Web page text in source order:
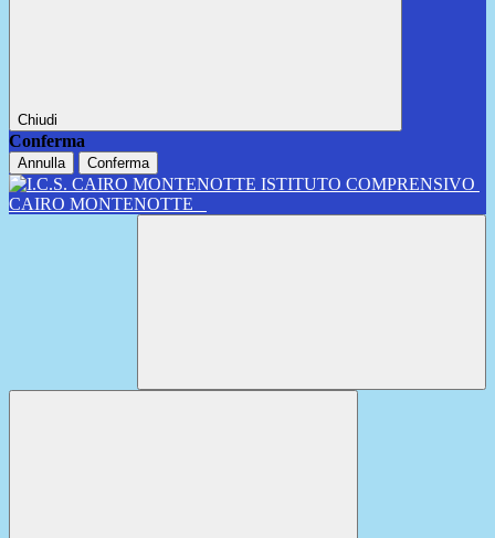
Chiudi
Conferma
Annulla Conferma
ISTITUTO COMPRENSIVO
CAIRO MONTENOTTE